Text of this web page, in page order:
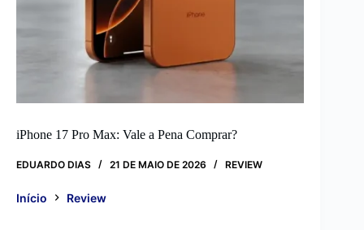
iPhone 17 Pro Max: Vale a Pena Comprar?
EDUARDO DIAS 21 DE MAIO DE 2026 REVIEW
Início Review